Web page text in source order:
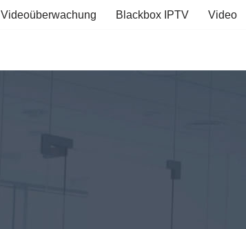
Videoüberwachung Blackbox IPTV Video